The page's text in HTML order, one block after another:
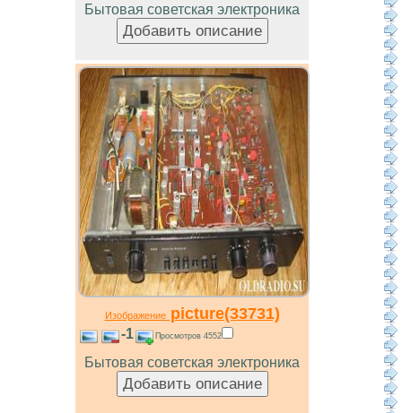
Бытовая советская электроника
Изображениеpicture(33731)
-1 Просмотров 4552
Бытовая советская электроника